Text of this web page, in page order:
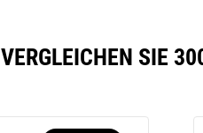
VERGLEICHEN SIE